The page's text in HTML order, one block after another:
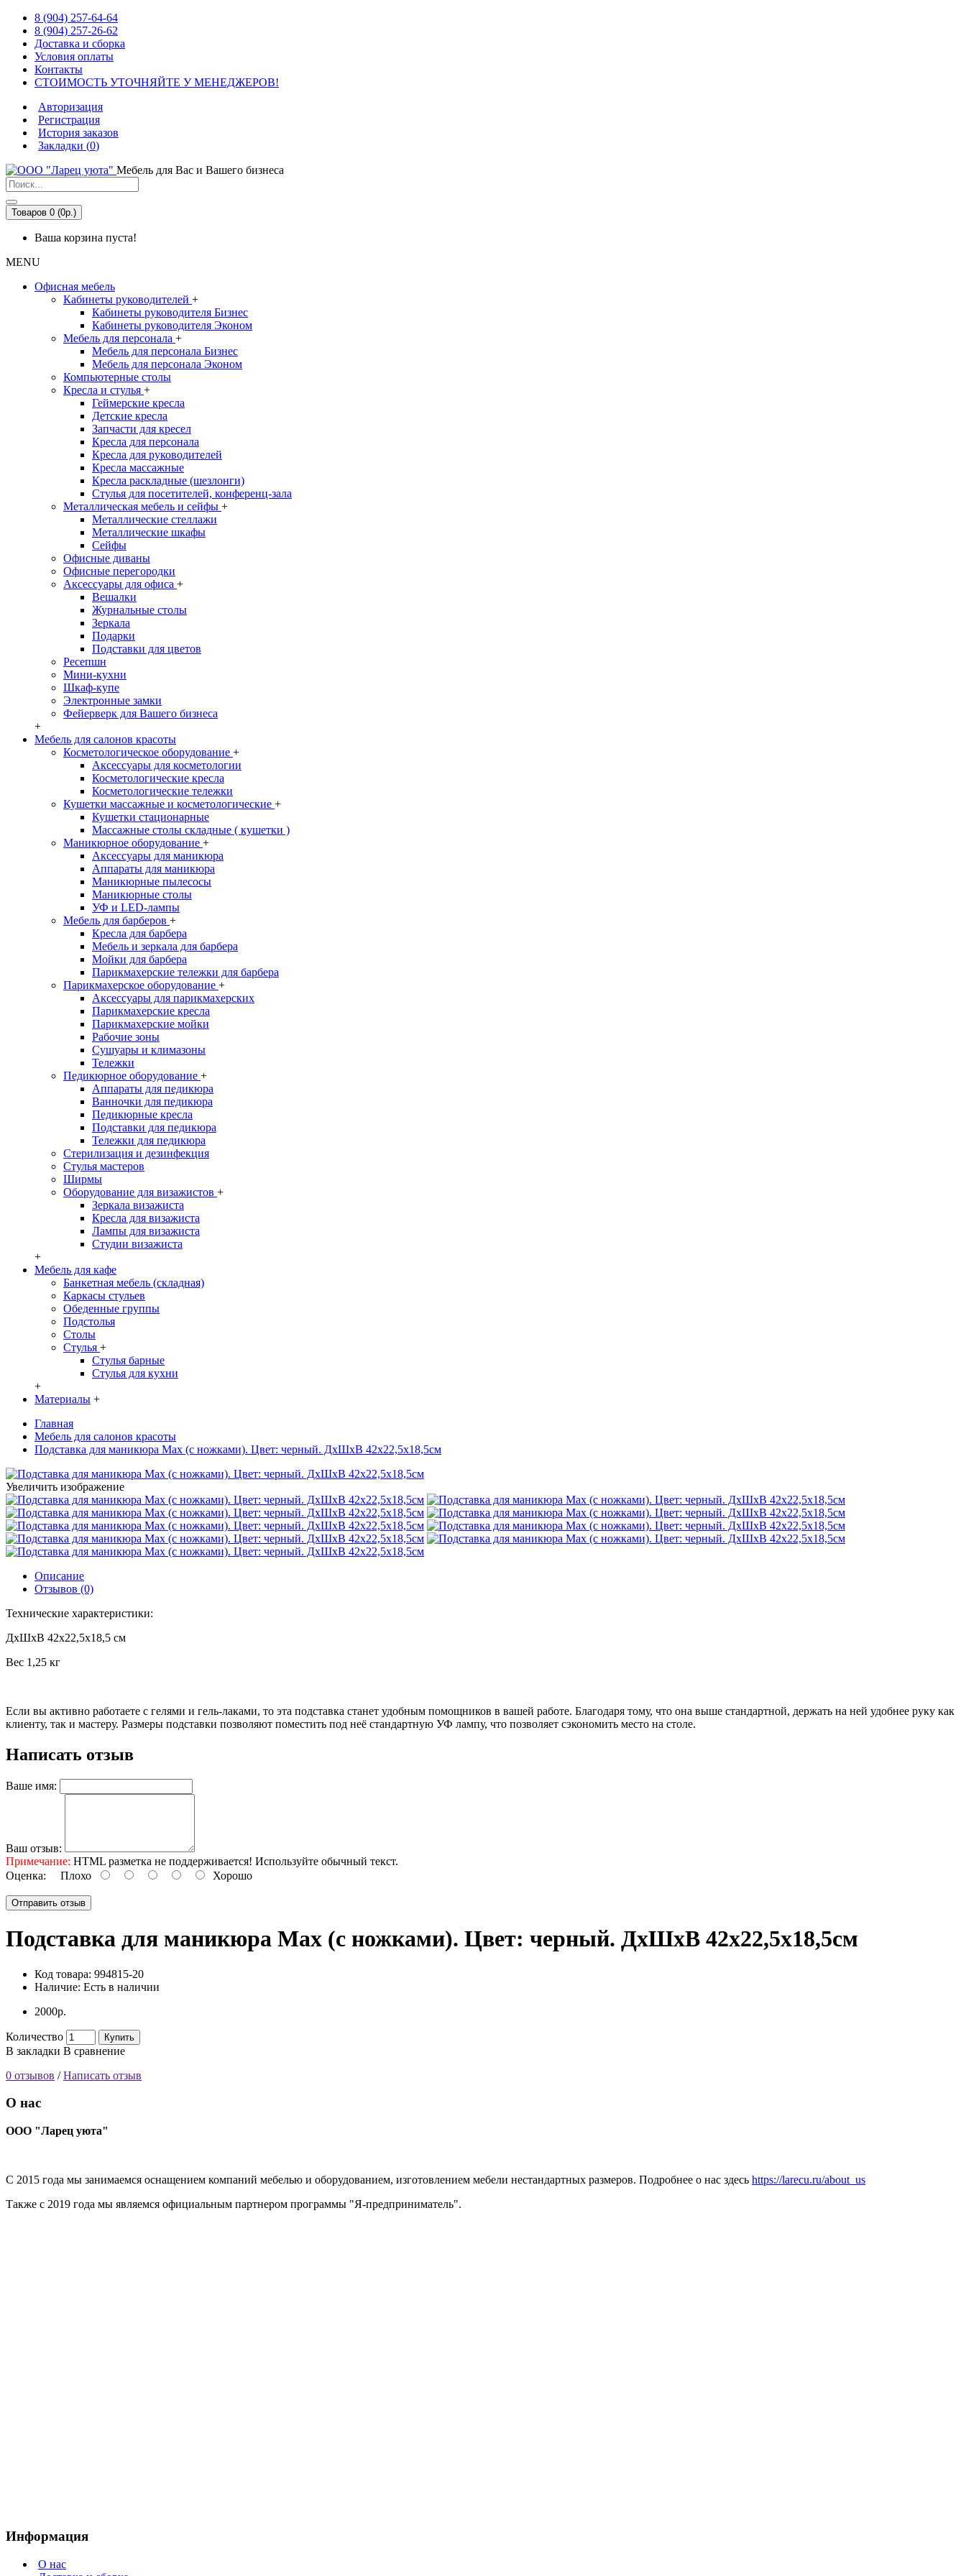
8 (904) 257-64-64
8 (904) 257-26-62
Доставка и сборка
Условия оплаты
Контакты
СТОИМОСТЬ УТОЧНЯЙТЕ У МЕНЕДЖЕРОВ!
Авторизация
Регистрация
История заказов
Закладки (0)
Мебель для Вас и Вашего бизнеса
Товаров 0 (0р.)
Ваша корзина пуста!
MENU
Офисная мебель
Кабинеты руководителей +
Кабинеты руководителя Бизнес
Кабинеты руководителя Эконом
Мебель для персонала +
Мебель для персонала Бизнес
Мебель для персонала Эконом
Компьютерные столы
Кресла и стулья +
Геймерские кресла
Детские кресла
Запчасти для кресел
Кресла для персонала
Кресла для руководителей
Кресла массажные
Кресла раскладные (шезлонги)
Стулья для посетителей, конференц-зала
Металлическая мебель и сейфы +
Металлические стеллажи
Металлические шкафы
Сейфы
Офисные диваны
Офисные перегородки
Аксессуары для офиса +
Вешалки
Журнальные столы
Зеркала
Подарки
Подставки для цветов
Ресепшн
Мини-кухни
Шкаф-купе
Электронные замки
Фейерверк для Вашего бизнеса
+
Мебель для салонов красоты
Косметологическое оборудование +
Аксессуары для косметологии
Косметологические кресла
Косметологические тележки
Кушетки массажные и косметологические +
Кушетки стационарные
Массажные столы складные ( кушетки )
Маникюрное оборудование +
Аксессуары для маникюра
Аппараты для маникюра
Маникюрные пылесосы
Маникюрные столы
УФ и LED-лампы
Мебель для барберов +
Кресла для барбера
Мебель и зеркала для барбера
Мойки для барбера
Парикмахерские тележки для барбера
Парикмахерское оборудование +
Аксессуары для парикмахерских
Парикмахерские кресла
Парикмахерские мойки
Рабочие зоны
Сушуары и климазоны
Тележки
Педикюрное оборудование +
Аппараты для педикюра
Ванночки для педикюра
Педикюрные кресла
Подставки для педикюра
Тележки для педикюра
Стерилизация и дезинфекция
Стулья мастеров
Ширмы
Оборудование для визажистов +
Зеркала визажиста
Кресла для визажиста
Лампы для визажиста
Студии визажиста
+
Мебель для кафе
Банкетная мебель (складная)
Каркасы стульев
Обеденные группы
Подстолья
Столы
Стулья +
Стулья барные
Стулья для кухни
+
Материалы +
Главная
Мебель для салонов красоты
Подставка для маникюра Max (с ножками). Цвет: черный. ДхШхВ 42х22,5х18,5см
Увеличить изображение
Описание
Отзывов (0)
Технические характеристики:
ДхШхВ 42х22,5х18,5 см
Вес 1,25 кг
Если вы активно работаете с гелями и гель-лаками, то эта подставка станет удобным помощников в вашей работе. Благодаря тому, что она выше стандартной, держать на ней удобнее руку как
клиенту, так и мастеру. Размеры подставки позволяют поместить под неё стандартную УФ лампу, что позволяет сэкономить место на столе.
Написать отзыв
Ваше имя:
Ваш отзыв:
Примечание: HTML разметка не поддерживается! Используйте обычный текст.
Оценка: Плохо Хорошо
Отправить отзыв
Подставка для маникюра Max (с ножками). Цвет: черный. ДхШхВ 42х22,5х18,5см
Код товара: 994815-20
Наличие: Есть в наличии
2000р.
Количество Купить
В закладки В сравнение
0 отзывов /Написать отзыв
О нас
ООО "Ларец уюта"
С 2015 года мы занимаемся оснащением компаний мебелью и оборудованием, изготовлением мебели нестандартных размеров. Подробнее о нас здесь https://larecu.ru/about_us
Также с 2019 года мы являемся официальным партнером программы "Я-предприниматель".
Информация
О нас